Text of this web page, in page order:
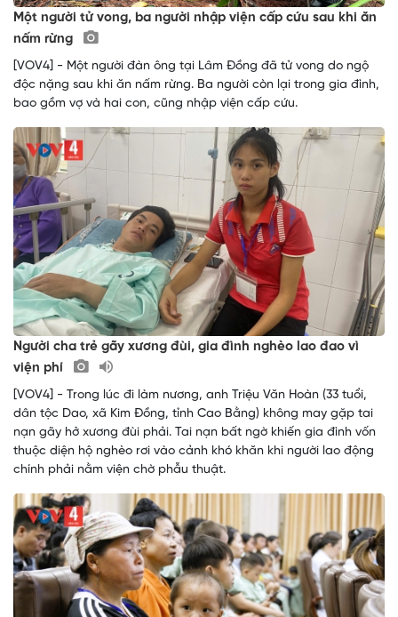
Một người tử vong, ba người nhập viện cấp cứu sau khi ăn
nấm rừng
[VOV4] - Một người đàn ông tại Lâm Đồng đã tử vong do ngộ
độc nặng sau khi ăn nấm rừng. Ba người còn lại trong gia đình,
bao gồm vợ và hai con, cũng nhập viện cấp cứu.
Người cha trẻ gãy xương đùi, gia đình nghèo lao đao vì
viện phí
[VOV4] - Trong lúc đi làm nương, anh Triệu Văn Hoàn (33 tuổi,
dân tộc Dao, xã Kim Đồng, tỉnh Cao Bằng) không may gặp tai
nạn gãy hở xương đùi phải. Tai nạn bất ngờ khiến gia đình vốn
thuộc diện hộ nghèo rơi vào cảnh khó khăn khi người lao động
chính phải nằm viện chờ phẫu thuật.